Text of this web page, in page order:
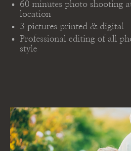
60 minutes photo shooting
location
3 pictures printed & digital
Professional editing of all
style